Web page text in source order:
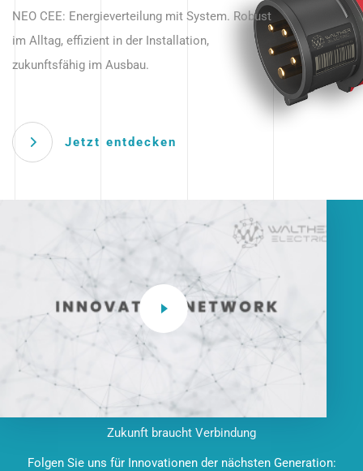
beginnt hier.
NEO CEE: Energieverteilung mit System. Robust
im Alltag, effizient in der Installation,
zukunftsfähig im Ausbau.
Jetzt entdecken
Anwendungen – robust, IP-geschützt und
zukunftsfähig.
Zukunft braucht Verbindung
Folgen Sie uns für Innovationen der nächsten Generation: